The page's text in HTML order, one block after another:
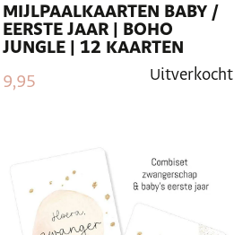
MIJLPAALKAARTEN BABY /
EERSTE JAAR | BOHO
JUNGLE | 12 KAARTEN
9,95 Uitverkocht